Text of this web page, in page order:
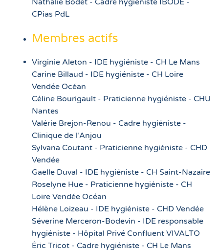
CPias PdL
Membres actifs
Virginie Aleton - IDE hygiéniste - CH Le Mans
Carine Billaud - IDE hygiéniste - CH Loire
Vendée Océan
Céline Bourigault - Praticienne hygiéniste - CHU
Nantes
Valérie Brejon-Renou - Cadre hygiéniste -
Clinique de l'Anjou
Sylvana Coutant - Praticienne hygiéniste - CHD
Vendée
Gaëlle Duval - IDE hygiéniste - CH Saint-Nazaire
Roselyne Hue - Praticienne hygiéniste - CH
Loire Vendée Océan
Hélène Loizeau - IDE hygiéniste - CHD Vendée
Séverine Merceron-Bodevin - IDE responsable
hygiéniste - Hôpital Privé Confluent VIVALTO
Éric Tricot - Cadre hygiéniste - CH Le Mans